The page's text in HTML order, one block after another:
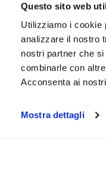
Questo sito web
Utilizziamo i cookie
analizzare il nostro
nostri partner che
combinarle con
Acconsenta ai
Mostra dettagli